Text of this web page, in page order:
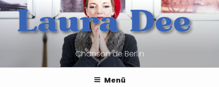
Zum
Inhalt
springen
Chanson de Berlin
Menü